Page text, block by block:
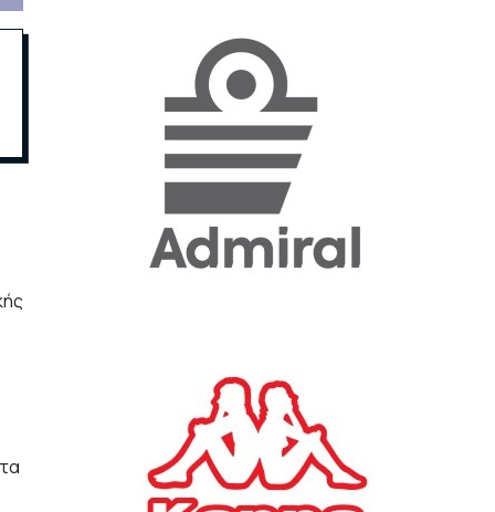
«Η ακρίβεια «γονατίζει»
την κοινωνία - Νέα μεγάλη
έρευνα της Pulse για το
ΟΙΚΟΝΟΜΙΑ 23/07/2026, 12:50
Aktor: Δεν θα γίνουν
δεκτές προσφορές κάτω
Κ. Πιερρακάκης: Νέα
εποχή για το Ολυμπιακό
Κωπηλατοδρόμιο - Η
δημόσια περιουσία είναι